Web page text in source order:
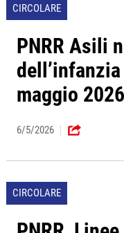
CIRCOLARE
PNRR Asili
maggio 2026
6/5/2026
CIRCOLARE